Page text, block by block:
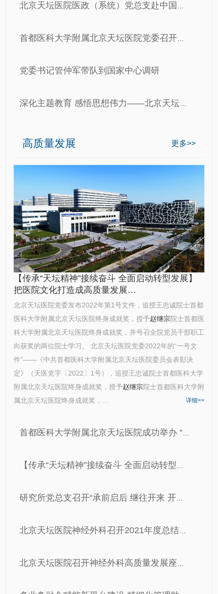
首都医科大学附属北京天坛医院党委召开纪念中国共产党成立10…
党委书记管仲军带队到国家中心调研
深化主题教育 感悟思想伟力——北京天坛医院团委组织团干部参…
更多>>
高质量发展
【传承“天坛精神”接续奋斗 全面启动转型发展】
把医院文化打造成高质量发展…
北京天坛医院党委发布2022年第1号文件，追授王忠诚院士首都
医科大学附属北京天坛医院终身成就奖，授予赵继宗院士首都医
科大学附属北京天坛医院终身成就奖，并号召全院党员干部职工
向获奖的两位院士学习。 北京天坛医院党委2022年的“一号文
件”——《中共首都医科大学附属北京天坛医院委员会表彰决
定》（天医党字〔2022〕1号），追授王忠诚院士首都医科大学
附属北京天坛医院终身成就奖，授予赵继宗院士首都医科大学附
属北京天坛医院终身成就奖，…
详细>>
首都医科大学附属北京天坛医院成功举办 “2021年度临床研究…
研究所党总支召开“承前启后 继往开来 开启高质量发展新征程…
北京天坛医院神经外科召开2021年度总结暨2022年高质量发展大…